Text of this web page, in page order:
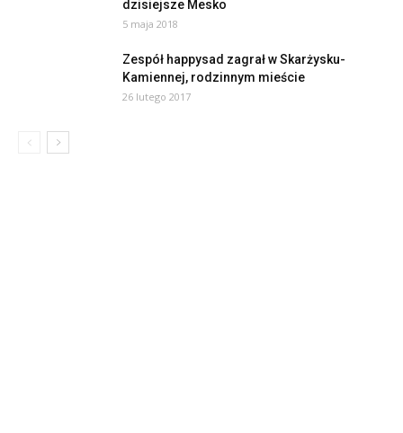
dzisiejsze Mesko
5 maja 2018
Zespół happysad zagrał w Skarżysku-
Kamiennej, rodzinnym mieście
26 lutego 2017